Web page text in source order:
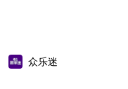
众乐迷